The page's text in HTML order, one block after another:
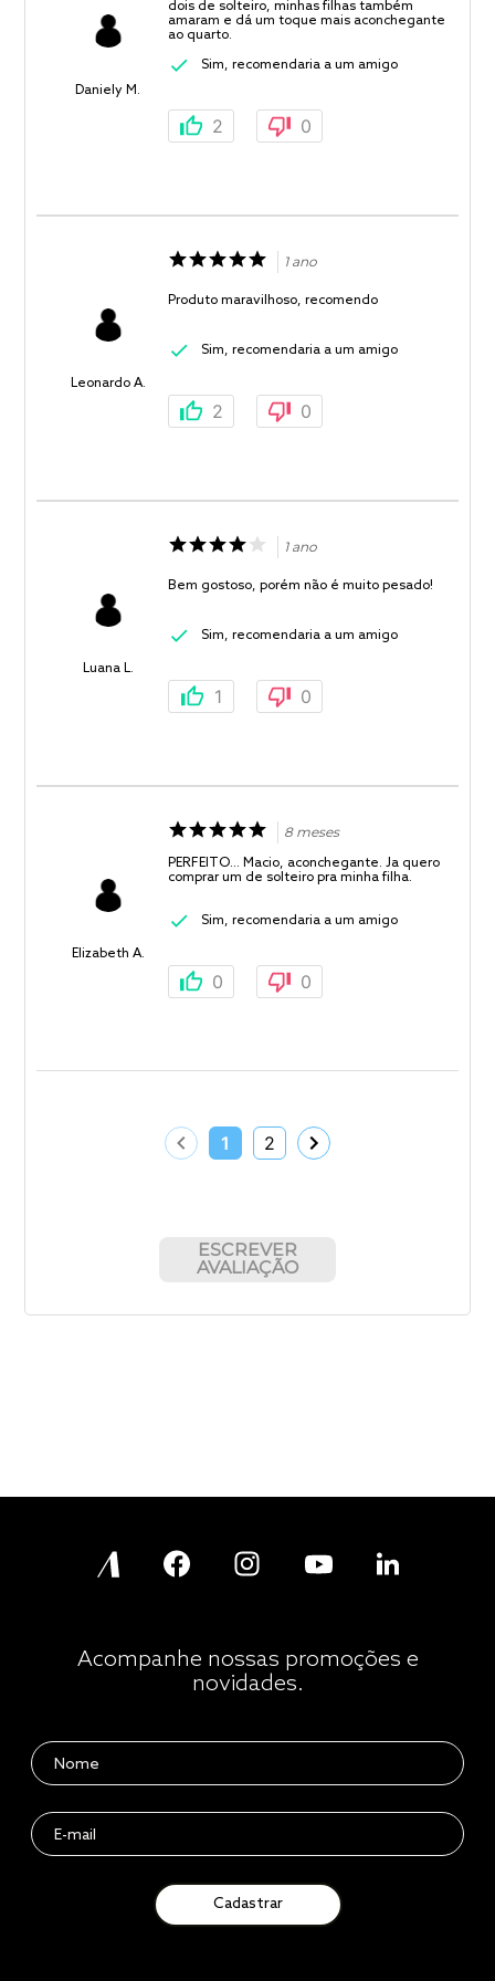
Daniely M.
dois de solteiro, minhas filhas também
amaram e dá um toque mais aconchegante
ao quarto.
Sim, recomendaria a um amigo
2 0
Leonardo A.
1 ano
Produto maravilhoso, recomendo
Sim, recomendaria a um amigo
2 0
Luana L.
1 ano
Bem gostoso, porém não é muito pesado!
Sim, recomendaria a um amigo
1 0
Elizabeth A.
8 meses
PERFEITO... Macio, aconchegante. Ja quero
comprar um de solteiro pra minha filha.
Sim, recomendaria a um amigo
0 0
1 2
ESCREVER
AVALIAÇÃO
Acompanhe nossas promoções e
novidades.
Cadastrar